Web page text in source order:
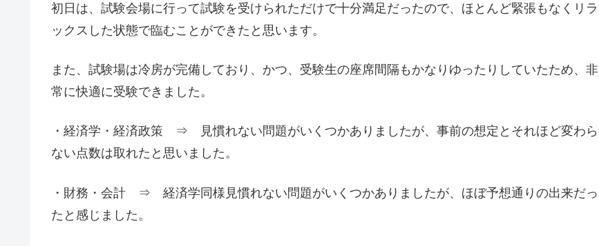
初日は、 試験会場に行って試験を受けられただけで十分満足 だったので、ほとんど緊張もなくリラ
ックスした状態で臨むことができたと思います。
また、試験場は冷房が完備しており、かつ、受験生の座席間隔もかなりゆったりしていたため、非
常に快適に受験できました。
・経済学・経済政策 ⇒ 見慣れない問題がいくつかありましたが、事前の想定とそれほど変わら
ない点数は取れたと思いました。
・財務・会計 ⇒ 経済学同様見慣れない問題がいくつかありましたが、ほぼ予想通りの出来だっ
たと感じました。